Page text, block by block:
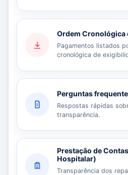
Ordem Cronológica
Pagamentos listados
cronológica de
Perguntas
Respostas rápidas
transparência.
Prestação de
Hospitalar)
Transparência dos